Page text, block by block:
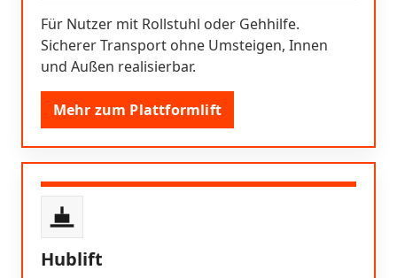
Für Nutzer mit Rollstuhl oder Gehhilfe.
Sicherer Transport ohne Umsteigen, Innen
und Außen realisierbar.
Mehr zum Plattformlift
Hublift